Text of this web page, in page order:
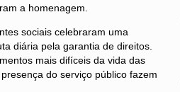
a homenagem.
sociais celebraram uma
diária pela garantia de direitos.
mais difíceis da vida das
do serviço público fazem